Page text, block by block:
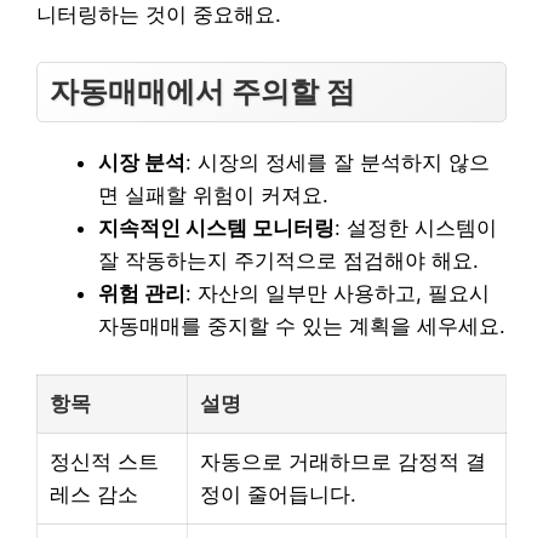
니터링하는 것이 중요해요.
자동매매에서 주의할 점
시장 분석: 시장의 정세를 잘 분석하지 않으
면 실패할 위험이 커져요.
지속적인 시스템 모니터링: 설정한 시스템이
잘 작동하는지 주기적으로 점검해야 해요.
위험 관리 : 자산의 일부만 사용하고, 필요시
자동매매를 중지할 수 있는 계획을 세우세요.
항목 설명
정신적 스트
레스 감소
자동으로 거래하므로 감정적 결
정이 줄어듭니다.